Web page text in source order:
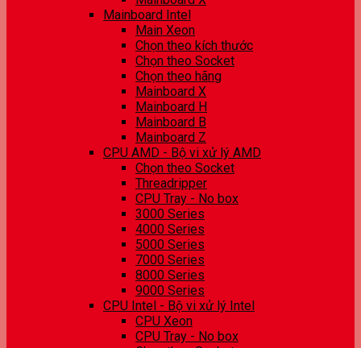
Mainboard Intel
Main Xeon
Chọn theo kích thước
Chọn theo Socket
Chọn theo hãng
Mainboard X
Mainboard H
Mainboard B
Mainboard Z
CPU AMD - Bộ vi xử lý AMD
Chọn theo Socket
Threadripper
CPU Tray - No box
3000 Series
4000 Series
5000 Series
7000 Series
8000 Series
9000 Series
CPU Intel - Bộ vi xử lý Intel
CPU Xeon
CPU Tray - No box